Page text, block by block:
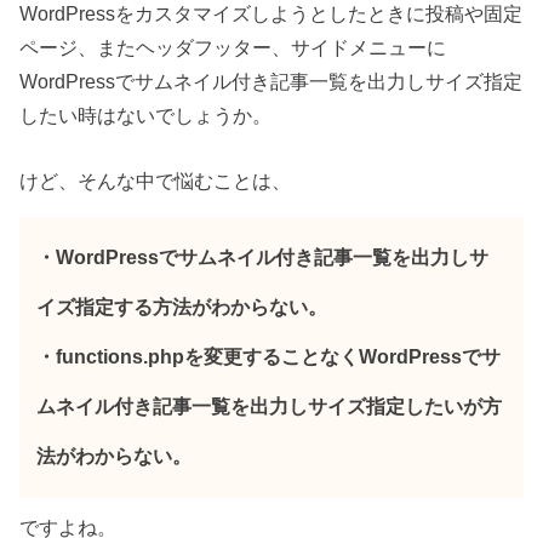
WordPressをカスタマイズしようとしたときに投稿や固定
ページ、またヘッダフッター、サイドメニューに
WordPressでサムネイル付き記事一覧を出力しサイズ指定
したい時はないでしょうか。
けど、そんな中で悩むことは、
・WordPressでサムネイル付き記事一覧を出力しサ
イズ指定する方法がわからない。
・functions.phpを変更することなくWordPressでサ
ムネイル付き記事一覧を出力しサイズ指定したいが方
法がわからない。
ですよね。